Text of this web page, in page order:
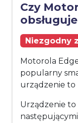
Czy
Niezgodny
Motorola
popularny
urządzenie to
Urządzenie to